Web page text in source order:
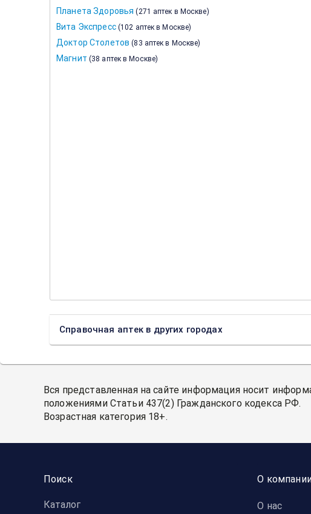
Планета Здоровья (271 аптек в Москве)
Вита Экспресс (102 аптек в Москве)
Доктор Столетов (83 аптек в Москве)
Магнит (38 аптек в Москве)
Справочная аптек в других городах
Вся представленная на сайте информация носит
положениями Статьи 437(2) Гражданского кодекса РФ.
Возрастная категория 18+.
Поиск
Каталог
О
О нас